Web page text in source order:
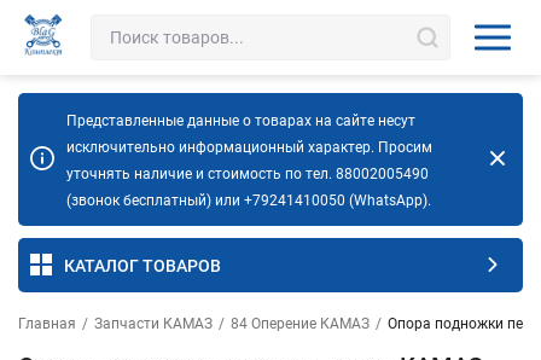
Представленные данные о товарах на сайте несут
исключительно информационный характер. Просим
уточнять наличие и стоимость по тел. 88002005490
(звонок бесплатный) или +79241410050 (WhatsApp).
КАТАЛОГ ТОВАРОВ
Главная / Запчасти КАМАЗ / 84 Оперение КАМАЗ / Опора подножки